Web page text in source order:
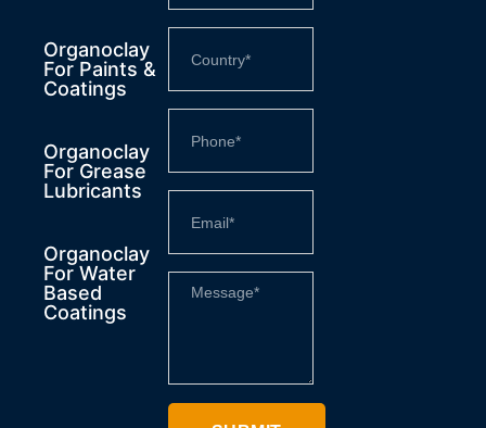
Organoclay
For Paints &
Coatings
Organoclay
For Grease
Lubricants
Organoclay
For Water
Based
Coatings